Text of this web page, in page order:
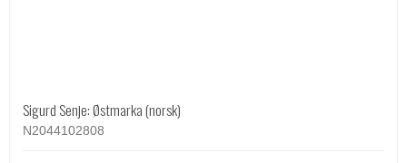
Sigurd Senje: Østmarka (norsk)
N2044102808